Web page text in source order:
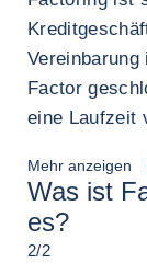
Factor
eine Laufzeit
Mehr anzeigen
Was ist
es?
2/2